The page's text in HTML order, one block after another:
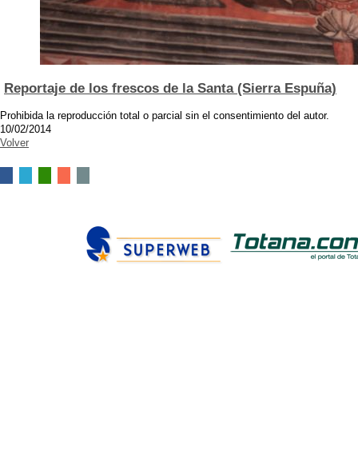
Reportaje de los frescos de la Santa (Sierra Espuña)
Prohibida la reproducción total o parcial sin el consentimiento del autor.
10/02/2014
Volver